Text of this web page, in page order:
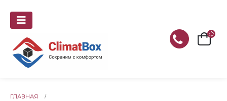
ГЛАВНАЯ